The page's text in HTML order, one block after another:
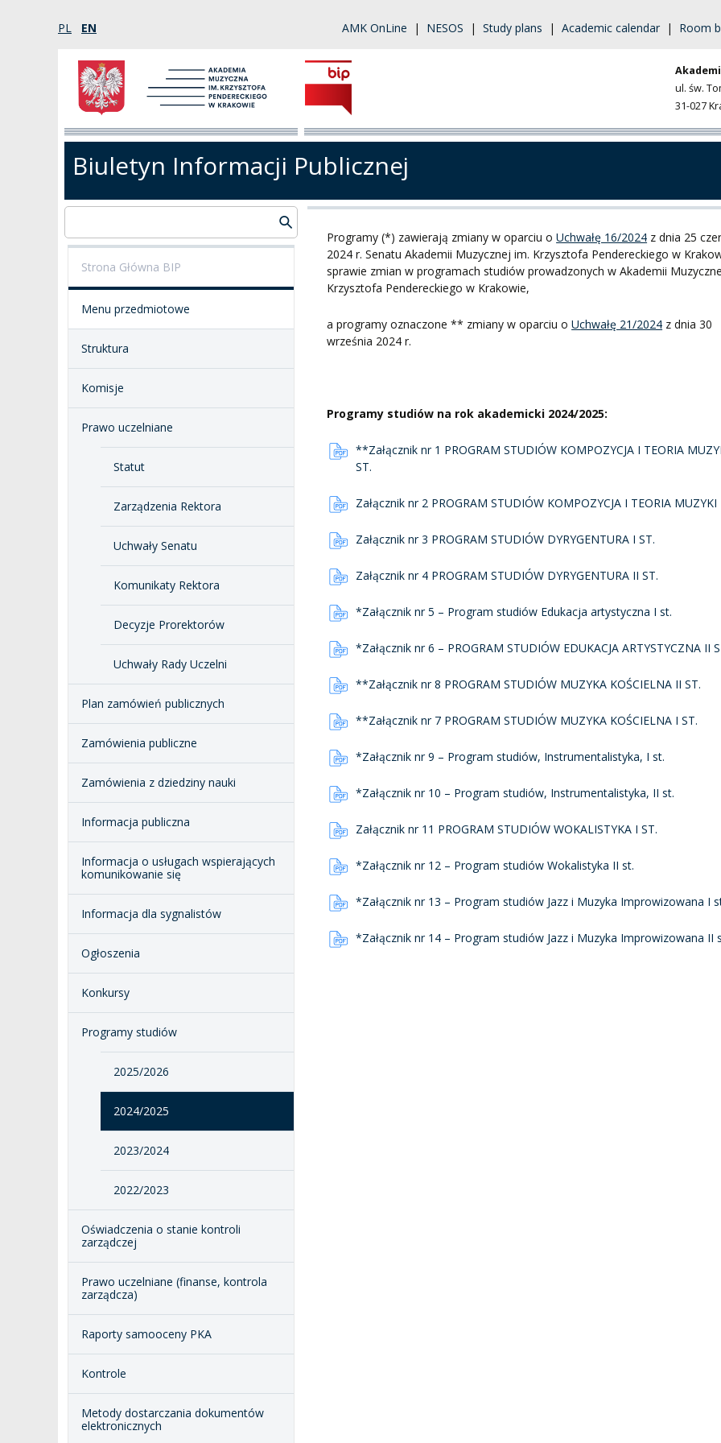
PL EN AMK OnLine | NESOS | Study plans | Academic calendar | Room
ul. św.
31-027
Biuletyn Informacji Publicznej
Strona Główna BIP
Menu przedmiotowe
Struktura
Komisje
Prawo uczelniane
Statut
Zarządzenia Rektora
Uchwały Senatu
Komunikaty Rektora
Decyzje Prorektorów
Uchwały Rady Uczelni
Plan zamówień publicznych
Zamówienia publiczne
Zamówienia z dziedziny nauki
Informacja publiczna
Informacja o usługach wspierających
komunikowanie się
Informacja dla sygnalistów
Ogłoszenia
Konkursy
Programy studiów
2025/2026
2024/2025
2023/2024
2022/2023
Oświadczenia o stanie kontroli
zarządczej
Prawo uczelniane (finanse, kontrola
zarządcza)
Raporty samooceny PKA
Kontrole
Metody dostarczania dokumentów
elektronicznych
Programy (*) zawierają zmiany w oparciu oUchwałę 16/2024 z dnia 25
2024 r. Senatu Akademii Muzycznej im. Krzysztofa Pendereckiego w
sprawie zmian w programach studiów prowadzonych w Akademii
Krzysztofa Pendereckiego w Krakowie,
a programy oznaczone ** zmiany w oparciu oUchwałę 21/2024 z dnia 30
września 2024 r.
Programy studiów na rok akademicki 2024/2025:
**Załącznik nr 1 PROGRAM STUDIÓW KOMPOZYCJA I TEORIA
ST.
Załącznik nr 2 PROGRAM STUDIÓW KOMPOZYCJA I TEORIA MUZYKI
Załącznik nr 3 PROGRAM STUDIÓW DYRYGENTURA I ST.
Załącznik nr 4 PROGRAM STUDIÓW DYRYGENTURA II ST.
*Załącznik nr 5 – Program studiów Edukacja artystyczna I st.
*Załącznik nr 6 – PROGRAM STUDIÓW EDUKACJA ARTYSTYCZNA II
**Załącznik nr 8 PROGRAM STUDIÓW MUZYKA KOŚCIELNA II ST.
**Załącznik nr 7 PROGRAM STUDIÓW MUZYKA KOŚCIELNA I ST.
*Załącznik nr 9 – Program studiów, Instrumentalistyka, I st.
*Załącznik nr 10 – Program studiów, Instrumentalistyka, II st.
Załącznik nr 11 PROGRAM STUDIÓW WOKALISTYKA I ST.
*Załącznik nr 12 – Program studiów Wokalistyka II st.
*Załącznik nr 13 – Program studiów Jazz i Muzyka Improwizowana I
*Załącznik nr 14 – Program studiów Jazz i Muzyka Improwizowana II